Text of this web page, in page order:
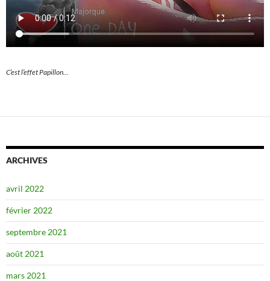
C’est l’effet Papillon…
ARCHIVES
avril 2022
février 2022
septembre 2021
août 2021
mars 2021